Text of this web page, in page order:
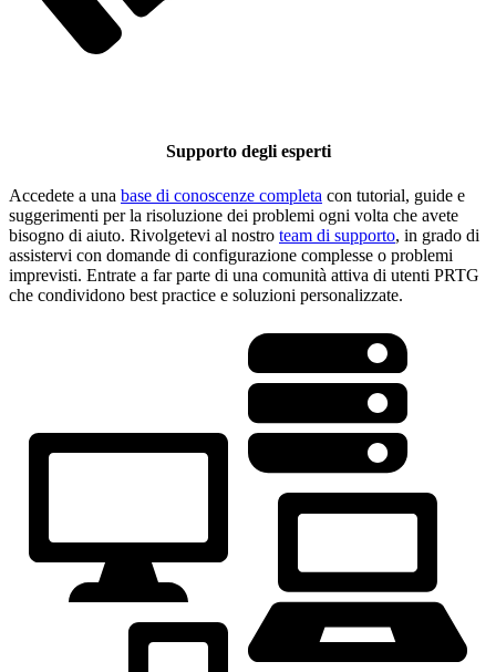
Supporto degli esperti
Accedete a una base di conoscenze completa con tutorial, guide e
suggerimenti per la risoluzione dei problemi ogni volta che avete
bisogno di aiuto. Rivolgetevi al nostro team di supporto, in grado di
assistervi con domande di configurazione complesse o problemi
imprevisti. Entrate a far parte di una comunità attiva di utenti PRTG
che condividono best practice e soluzioni personalizzate.